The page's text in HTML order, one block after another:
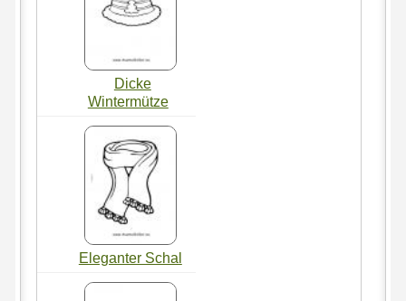
Dicke
Wintermütze
Eleganter Schal